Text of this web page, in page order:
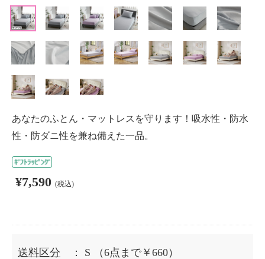
あなたのふとん・マットレスを守ります！吸水性・防水
性・防ダニ性を兼ね備えた一品。
¥7,590 (税込)
送料区分 ： S
（6点まで￥660）